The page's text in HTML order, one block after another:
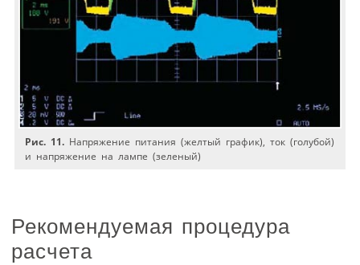
Рис. 11. Напряжение питания (желтый график), ток (голубой)
и напряжение на лампе (зеленый)
Рекомендуемая процедура
расчета